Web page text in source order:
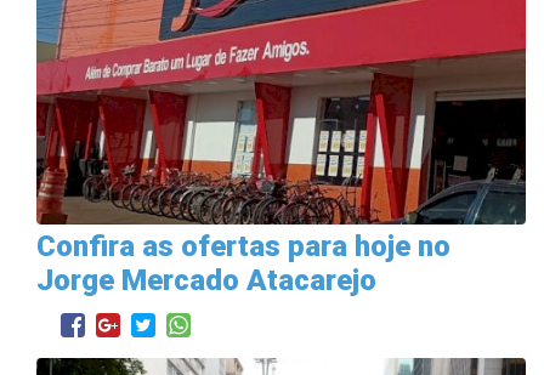
Confira as ofertas para hoje no
Jorge Mercado Atacarejo